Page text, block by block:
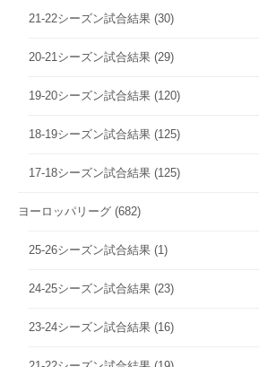
21-22シーズン試合結果 (30)
20-21シーズン試合結果 (29)
19-20シーズン試合結果 (120)
18-19シーズン試合結果 (125)
17-18シーズン試合結果 (125)
ヨーロッパリーグ (682)
25-26シーズン試合結果 (1)
24-25シーズン試合結果 (23)
23-24シーズン試合結果 (16)